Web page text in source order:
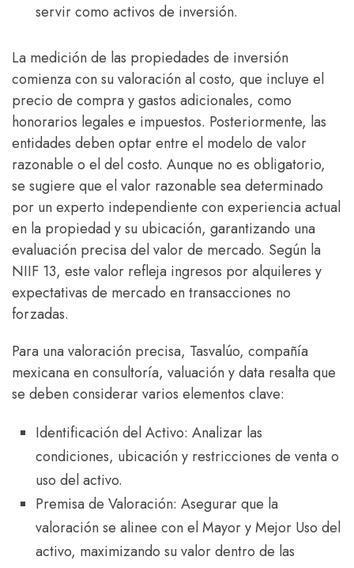
servir como activos de inversión.
La medición de las propiedades de inversión
comienza con su valoración al costo, que incluye el
precio de compra y gastos adicionales, como
honorarios legales e impuestos. Posteriormente, las
entidades deben optar entre el modelo de valor
razonable o el del costo. Aunque no es obligatorio,
se sugiere que el valor razonable sea determinado
por un experto independiente con experiencia actual
en la propiedad y su ubicación, garantizando una
evaluación precisa del valor de mercado. Según la
NIIF 13, este valor refleja ingresos por alquileres y
expectativas de mercado en transacciones no
forzadas.
Para una valoración precisa, Tasvalúo, compañía
mexicana en consultoría, valuación y data resalta que
se deben considerar varios elementos clave:
Identificación del Activo: Analizar las
condiciones, ubicación y restricciones de venta o
uso del activo.
Premisa de Valoración: Asegurar que la
valoración se alinee con el Mayor y Mejor Uso del
activo, maximizando su valor dentro de las